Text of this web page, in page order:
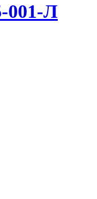
001-Л